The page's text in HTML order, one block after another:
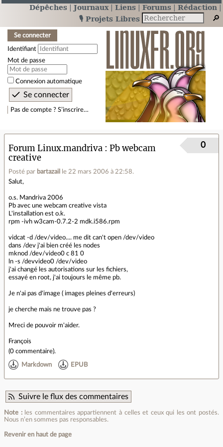
Dépêches Journaux Liens Forums
Rédaction
🎙️ Projets Libres
Se connecter
Identifiant
Mot de passe
Connexion automatique
Pas de compte ? S’inscrire…
Forum Linux.mandriva
Pb webcam
creative
Posté par bartazail le 22 mars 2006 à 22:58.
0
Salut,
o.s. Mandriva 2006
Pb avec une webcam creative vista
L'installation est o.k.
rpm -ivh w3cam-0.7.2-2 mdk.i586.rpm
vidcat -d /dev/video.... me dit can't open /dev/video
dans /dev j'ai bien créé les nodes
mknod /dev/video0 c 81 0
ln -s /devvideo0 /dev/video
j'ai changé les autorisations sur les fichiers,
essayé en root, j'ai toujours le même pb.
Je n'ai pas d'image ( images pleines d'erreurs)
je cherche mais ne trouve pas ?
Mreci de pouvoir m'aider.
François
(0 commentaire).
Markdown EPUB
Suivre le flux des commentaires
Note :les commentaires appartiennent à celles et ceux qui les ont postés.
Nous n’en sommes pas responsables.
Revenir en haut de page